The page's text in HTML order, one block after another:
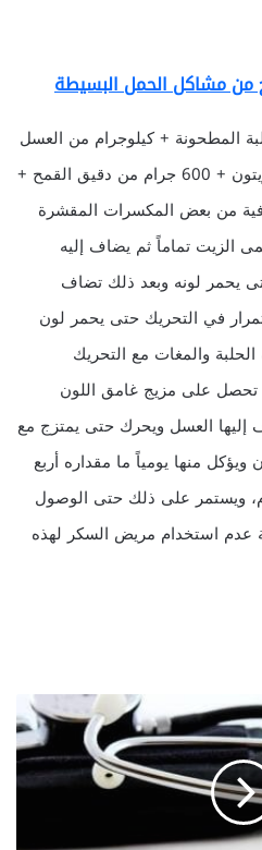
من مشاكل الحمل البسيطة
الحلبة المطحونة + كيلوجرام من العسل
الأسود + كيلوجرام من زيت الزيتون + 600 جرام من دقيق القمح +
من بعض المكسرات المقشرة
الزيت تماماً ثم يضاف إليه
يحمر لونه وبعد ذلك تضاف
في التحريك حتى يحمر لون
والمغات مع التحريك
على مزيج غامق اللون
العسل ويحرك حتى يمتزج مع
منها يومياً ما مقداره أربع
ويستمر على ذلك حتى الوصول
عدم استخدام مريض السكر لهذه